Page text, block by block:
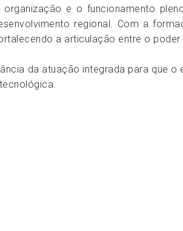
e o funcionamento
regional. Com a
a articulação entre o poder
da atuação integrada para que